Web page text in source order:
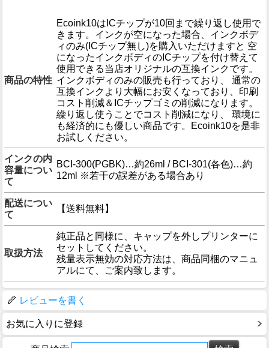
商品の特性
Ecoink10はICチップが10回まで繰り返し使用で
きます。インクが空になった場合、インクボデ
ィのみ(ICチップ無し)を購入いただけますと 空
になったインクボディのICチップを付け替えて
使用できる当店オリジナルの互換インクです。
インクボディのみの販売も行っており、 通常の
互換インクより大幅にお安くなっており、印刷
コスト削減＆ICチップゴミの削減になります。
繰り返し使うことでコスト削減になり、 環境に
も経済的にも優しい商品です。Ecoink10を是非
お試しください。
インクの内
容量につい
て
BCI-300(PGBK)…約26ml / BCI-301(各色)…約
12ml ※若干の誤差がある場合あり
配送につい
て
【送料無料】
取扱方法
純正品と同様に、キャップを外しプリンターに
セットしてください。
残量表示無効の対応方法は、商品同梱のマニュ
アルにて、ご案内致します。
レビューを書く
お気に入りに登録